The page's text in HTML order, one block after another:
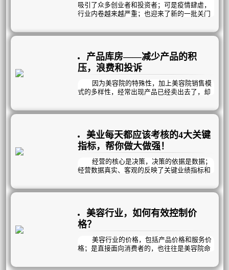
吸引了众多创业者和投资者；可是疫情肆虐，
行业内卷越来越严重；也迎来了新的一批关门
短暂的主要元凶。
产品库房——减少产品的积
压，浪费和投诉
因为美容院的特殊性，加上美容院销售模
式的多样性，经常出现产品已经卖出去了，却
院还准备了专门的房间来存放这些物品。占用
才来使用，而产品却已经过期了。
2、有的顾客一套产品用了10次，有的用
了8次，顾客投诉就来了，怀疑是不是你们偷了
我的产品？
3、顾客没有消耗完，就无法转变成为我
4、产品需要专门的地方来堆放，占用空
几个，什么时候出了几个，具体这些货物的走
向根本不清楚，也无法避免员工坚守自盗的情
况发生。
美业每天都应该考核的4大关键
指标，帮你做大做强！
经营的核心是决策，决策的依据是数据；
经营数据真实、客观的反映了关键业绩指标和
机会。经营者必须熟练的分析经营数据，准确
很多美业老板都向曦曦反映，一看数据就
头痛。今天曦玥就教大家四大最基本的经营数
据，让经营者看到数据分析的价值与意义。
美容行业，如何有效控制价
格？
美容行业的价格，包括产品价格和服务价
格；是直接面向消费者的，也往往是美容院命
品和服务的价格仍然是行业腾飞的拦路虎。